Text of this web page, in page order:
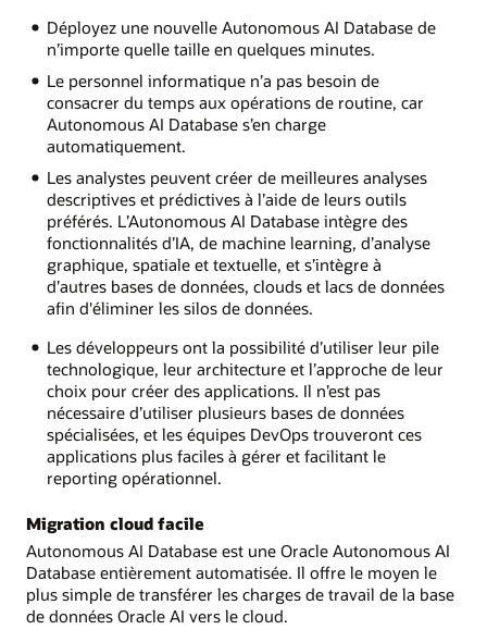
Déployez une nouvelle Autonomous AI Database de
n’importe quelle taille en quelques minutes.
Le personnel informatique n’a pas besoin de
consacrer du temps aux opérations de routine, car
Autonomous AI Database s’en charge
automatiquement.
Les analystes peuvent créer de meilleures analyses
descriptives et prédictives à l’aide de leurs outils
préférés. L’Autonomous AI Database intègre des
fonctionnalités d’IA, de machine learning, d’analyse
graphique, spatiale et textuelle, et s’intègre à
d’autres bases de données, clouds et lacs de données
afin d'éliminer les silos de données.
Les développeurs ont la possibilité d’utiliser leur pile
technologique, leur architecture et l’approche de leur
choix pour créer des applications. Il n’est pas
nécessaire d’utiliser plusieurs bases de données
spécialisées, et les équipes DevOps trouveront ces
applications plus faciles à gérer et facilitant le
reporting opérationnel.
Migration cloud facile
Autonomous AI Database est une Oracle Autonomous AI
Database entièrement automatisée. Il offre le moyen le
plus simple de transférer les charges de travail de la base
de données Oracle AI vers le cloud.